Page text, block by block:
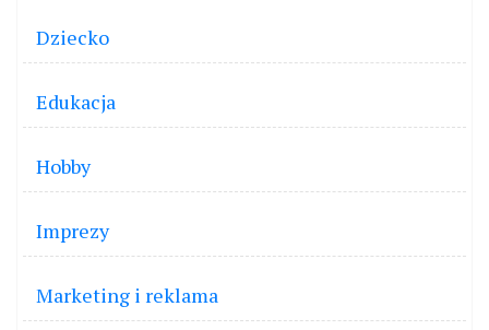
Dziecko
Edukacja
Hobby
Imprezy
Marketing i reklama